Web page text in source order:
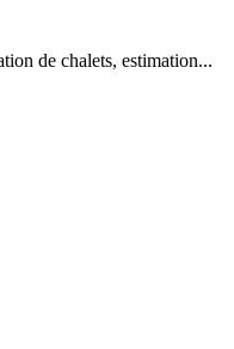
de chalets, estimation...